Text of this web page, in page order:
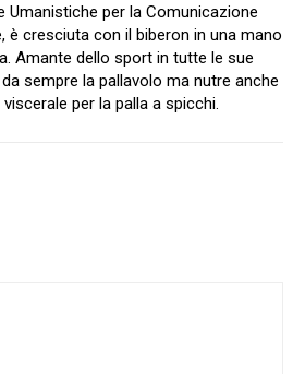
Umanistiche per la Comunicazione
è cresciuta con il biberon in una mano
Amante dello sport in tutte le sue
sempre la pallavolo ma nutre anche
per la palla a spicchi.